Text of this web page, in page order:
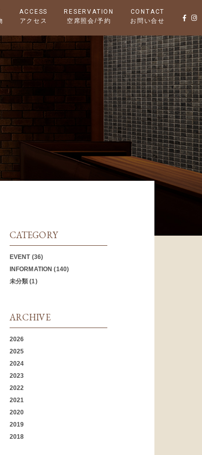
ACCESS RESERVATION CONTACT
CATEGORY
EVENT(36)
INFORMATION (140)
未分類 (1)
ARCHIVE
2026
2025
2024
2023
2022
2021
2020
2019
2018